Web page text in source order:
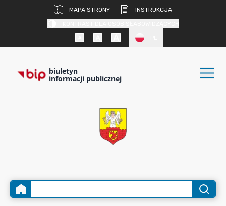
MAPA STRONY
INSTRUKCJA
biuletyn
informacji publicznej